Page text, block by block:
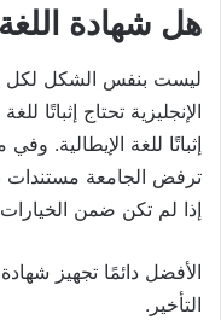
هل شهادة
ليست بنفس الشكل لكل
الإنجليزية تحتاج إثباتًا
إثباتًا للغة الإيطالية.
إذا لم تكن ضمن الخيارات
الأفضل دائمًا تجهيز
التأخير.